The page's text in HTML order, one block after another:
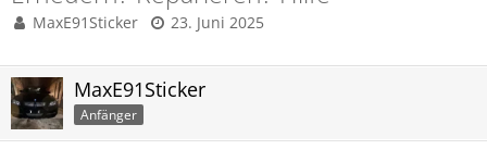
MaxE91Sticker 23. Juni 2025
MaxE91Sticker
Anfänger